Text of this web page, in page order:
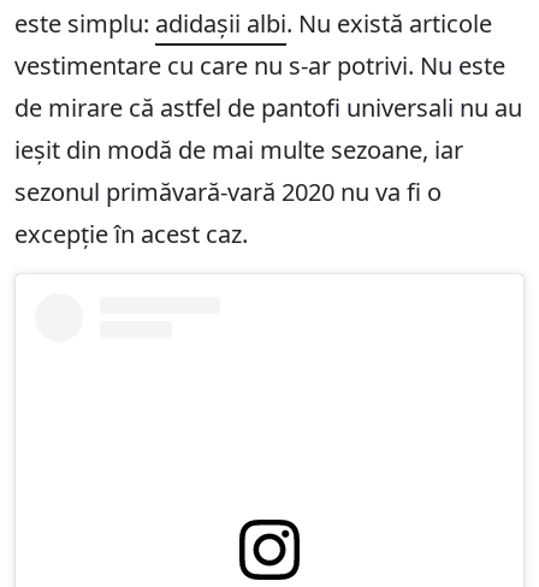
este simplu: adidașii albi. Nu există articole
vestimentare cu care nu s-ar potrivi. Nu este
de mirare că astfel de pantofi universali nu au
ieșit din modă de mai multe sezoane, iar
sezonul primăvară-vară 2020 nu va fi o
excepție în acest caz.